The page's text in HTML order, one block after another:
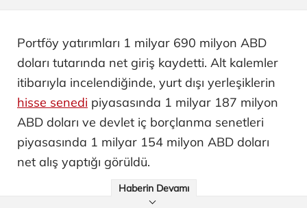
Portföy yatırımları 1 milyar 690 milyon ABD
doları tutarında net giriş kaydetti. Alt kalemler
itibarıyla incelendiğinde, yurt dışı yerleşiklerin
hisse senedi piyasasında 1 milyar 187 milyon
ABD doları ve devlet iç borçlanma senetleri
piyasasında 1 milyar 154 milyon ABD doları
net alış yaptığı görüldü.
Haberin Devamı